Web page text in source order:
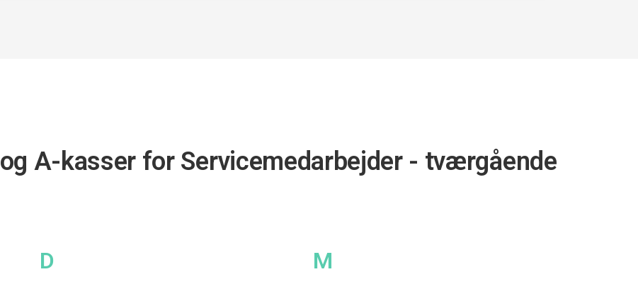
A-kasser for Servicemedarbejder - tværgående
D M